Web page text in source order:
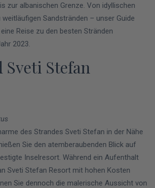
zur albanischen Grenze. Von idyllischen
Sandstränden – unser Guide
Reise zu den besten Stränden
2023.
Sveti Stefan
des Strandes Sveti Stefan in der Nähe
Sie den atemberaubenden Blick auf
Inselresort. Während ein Aufenthalt
Sveti Stefan Resort mit hohen Kosten
Sie dennoch die malerische Aussicht von